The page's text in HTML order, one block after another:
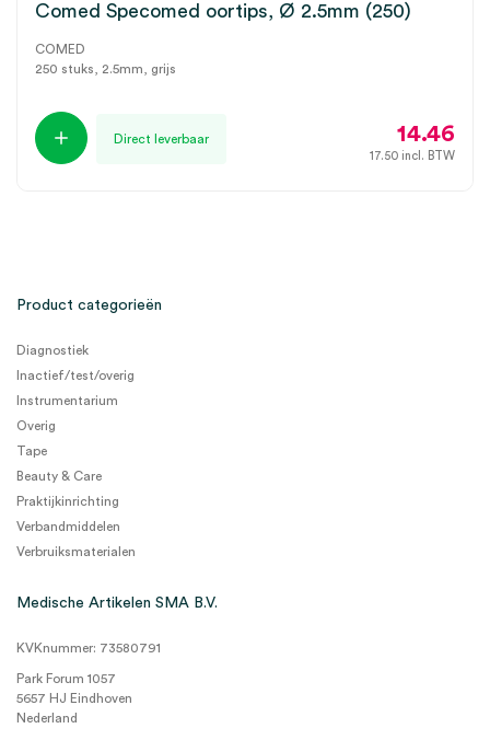
Comed Specomed oortips, Ø 2.5mm (250)
COMED
250 stuks, 2.5mm, grijs
Direct leverbaar 14.46
17.50 incl. BTW
Product categorieën
Diagnostiek
Inactief/test/overig
Instrumentarium
Overig
Tape
Beauty & Care
Praktijkinrichting
Verbandmiddelen
Verbruiksmaterialen
Medische Artikelen SMA B.V.
KVKnummer: 73580791
Park Forum 1057
5657 HJ Eindhoven
Nederland